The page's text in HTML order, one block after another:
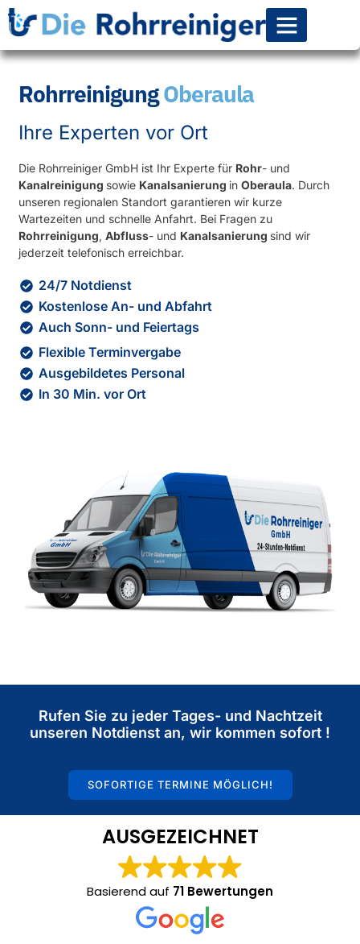
RohrreinigungOberaula
Ihre Experten vor Ort
Die Rohrreiniger GmbH ist Ihr Experte für Rohr- und
Kanalreinigung sowie Kanalsanierung inOberaula. Durch
unseren regionalen Standort garantieren wir kurze
Wartezeiten und schnelle Anfahrt. Bei Fragen zu
Rohrreinigung,Abfluss- und Kanalsanierung sind wir
jederzeit telefonisch erreichbar.
24/7 Notdienst
Kostenlose An- und Abfahrt
Auch Sonn- und Feiertags
Flexible Terminvergabe
Ausgebildetes Personal
In 30 Min. vor Ort
Rufen Sie zu jeder Tages- und Nachtzeit
unseren Notdienst an, wir kommen sofort !
SOFORTIGE TERMINE MÖGLICH!
AUSGEZEICHNET
Basierend auf 71 Bewertungen